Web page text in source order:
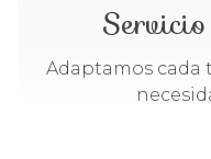
Adaptamos cada